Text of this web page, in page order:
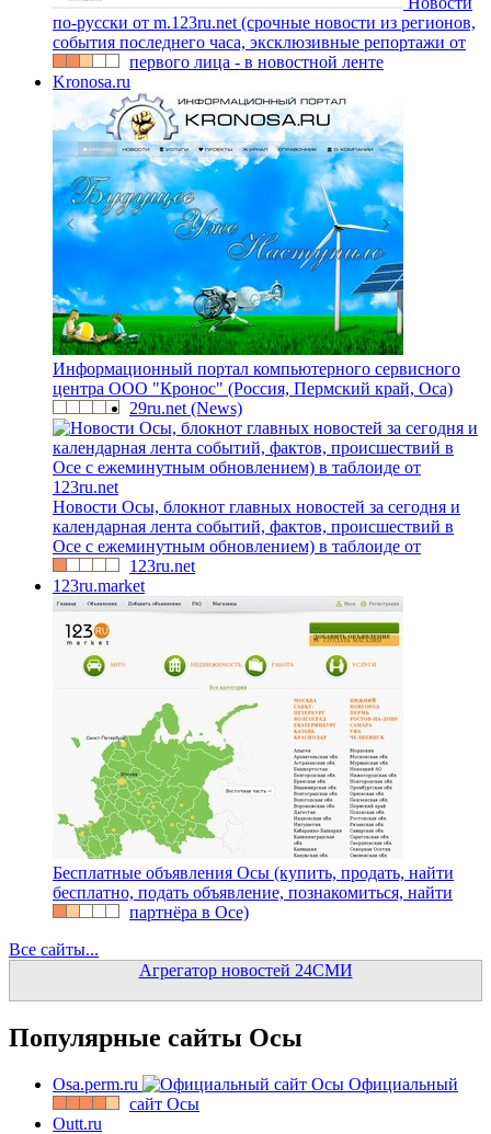
по-русски от m.123ru.net (срочные новости из регионов,
события последнего часа, эксклюзивные репортажи от
первого лица - в новостной ленте
Kronosa.ru
Информационный портал компьютерного сервисного
центра ООО "Кронос" (Россия, Пермский край, Оса)
29ru.net (News)
Новости Осы, блокнот главных новостей за сегодня и
календарная лента событий, фактов, происшествий в
Осе с ежеминутным обновлением) в таблоиде от
123ru.net
123ru.market
Бесплатные объявления Осы (купить, продать, найти
бесплатно, подать объявление, познакомиться, найти
партнёра в Осе)
Все сайты...
Агрегатор новостей 24СМИ
Популярные сайты Осы
Osa.perm.ru
Официальный
сайт Осы
Outt.ru